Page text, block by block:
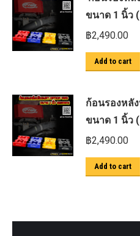
ขนาด 1 นิ้ว
฿2,490.00
Add to cart
ก้อนรองหลัง
ขนาด 1 นิ้ว
฿2,490.00
Add to cart